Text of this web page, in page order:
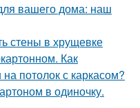
вашего дома: наш
стены в хрущевке
Как
потолок с каркасом?
в одиночку.